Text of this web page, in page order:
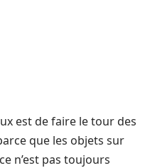
est de faire le tour des
que les objets sur
n’est pas toujours